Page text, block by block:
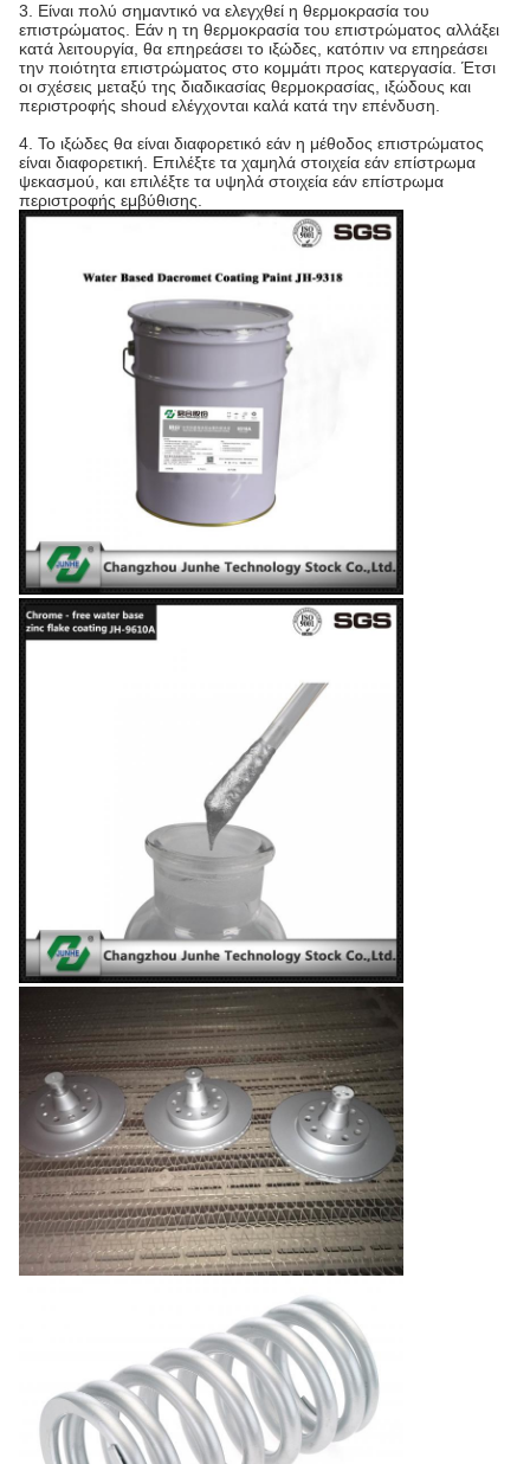
3. Είναι πολύ σημαντικό να ελεγχθεί η θερμοκρασία του
επιστρώματος. Εάν η τη θερμοκρασία του επιστρώματος αλλάξει
κατά λειτουργία, θα επηρεάσει το ιξώδες, κατόπιν να επηρεάσει
την ποιότητα επιστρώματος στο κομμάτι προς κατεργασία. Έτσι
οι σχέσεις μεταξύ της διαδικασίας θερμοκρασίας, ιξώδους και
περιστροφής shoud ελέγχονται καλά κατά την επένδυση.
4. Το ιξώδες θα είναι διαφορετικό εάν η μέθοδος επιστρώματος
είναι διαφορετική. Επιλέξτε τα χαμηλά στοιχεία εάν επίστρωμα
ψεκασμού, και επιλέξτε τα υψηλά στοιχεία εάν επίστρωμα
περιστροφής εμβύθισης.